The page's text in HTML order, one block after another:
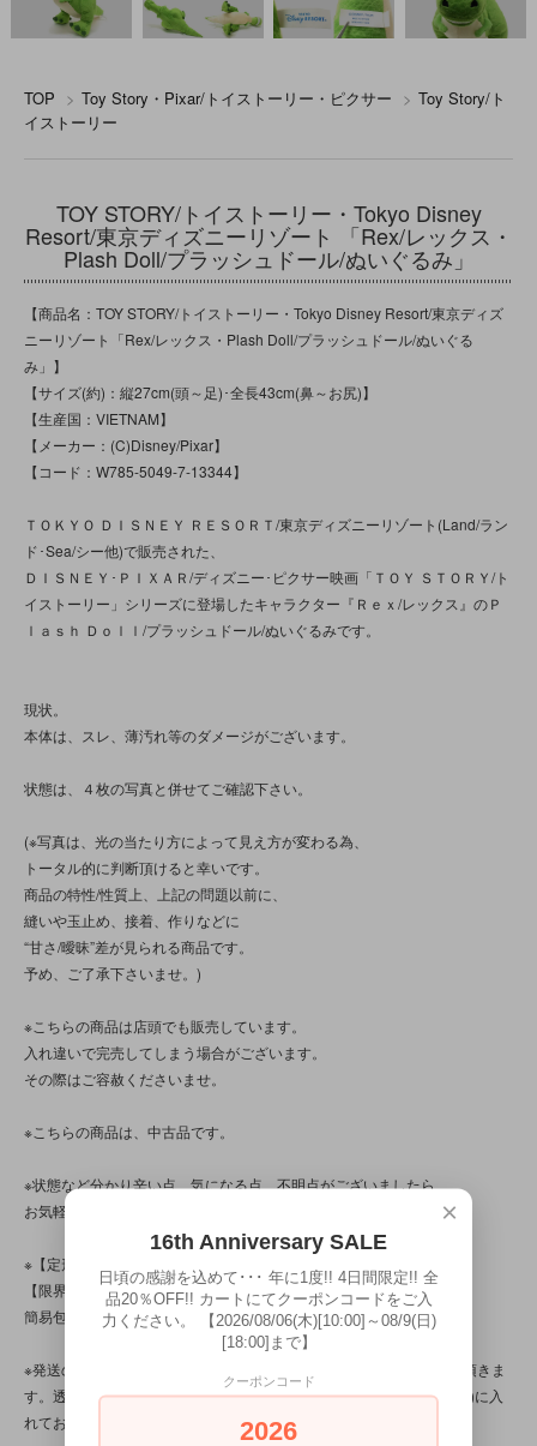
TOP > Toy Story・Pixar/トイストーリー・ピクサー > Toy Story/ト
イストーリー
TOY STORY/トイストーリー・Tokyo Disney
Resort/東京ディズニーリゾート 「Rex/レックス・
Plash Doll/プラッシュドール/ぬいぐるみ」
【商品名：TOY STORY/トイストーリー・Tokyo Disney Resort/東京ディズ
ニーリゾート「Rex/レックス・Plash Doll/プラッシュドール/ぬいぐる
み」】
【サイズ(約)：縦27cm(頭～足)･全長43cm(鼻～お尻)】
【生産国：VIETNAM】
【メーカー：(C)Disney/Pixar】
【コード：W785-5049-7-13344】
ＴＯＫＹＯ ＤＩＳＮＥＹ ＲＥＳＯＲＴ/東京ディズニーリゾート(Land/ラン
ド･Sea/シー他)で販売された、
ＤＩＳＮＥＹ･ＰＩＸＡＲ/ディズニー･ピクサー映画「ＴＯＹ ＳＴＯＲＹ/ト
イストーリー」シリーズに登場したキャラクター『Ｒｅｘ/レックス』のＰ
ｌａｓｈ Ｄｏｌｌ/プラッシュドール/ぬいぐるみです。
現状。
本体は、スレ、薄汚れ等のダメージがございます。
状態は、４枚の写真と併せてご確認下さい。
(※写真は、光の当たり方によって見え方が変わる為、
トータル的に判断頂けると幸いです。
商品の特性/性質上、上記の問題以前に、
縫いや玉止め、接着、作りなどに
“甘さ/曖昧”差が見られる商品です。
予め、ご了承下さいませ。)
※こちらの商品は店頭でも販売しています。
入れ違いで完売してしまう場合がございます。
その際はご容赦くださいませ。
※こちらの商品は、中古品です。
※状態など分かり辛い点、気になる点、不明点がございましたら、
お気軽にお問い合わせ下さい。
※【定形外対応商品】・【サイズ規格外】です。
【限界個数】は【1個/点】･【送料】は350円です。
簡易包装です。
※発送の際、ぬいぐるみはプチプチ(エアパッキン/緩衝材)を省かせて頂きま
す。透明袋(ＯＰＰ袋)に本体を入れ、紙袋(場合によってはダンボール)に入
れてお送り致します。
×
16th Anniversary SALE
日頃の感謝を込めて･･･ 年に1度!! 4日間限定!! 全
品20％OFF!! カートにてクーポンコードをご入
力ください。 【2026/08/06(木)[10:00]～08/9(日)
[18:00]まで】
クーポンコード
2026